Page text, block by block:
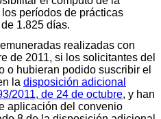
períodos de prácticas
1.825 días.
realizadas con
de 2011, si los solicitantes del
o hubieran podido suscribir el
la disposición adicional
2011, de 24 de octubre, y han
aplicación del convenio